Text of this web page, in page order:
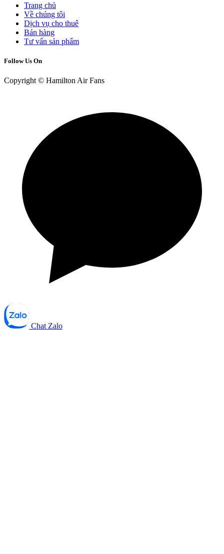
Trang chủ
Về chúng tôi
Dịch vụ cho thuê
Bán hàng
Tư vấn sản phẩm
Follow Us On
Copyright © Hamilton Air Fans
Chat Zalo